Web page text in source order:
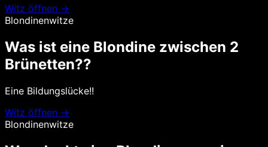
Witz öffnen →
Blondinenwitze
Was ist eine Blondine zwischen 2
Brünetten??
Eine Bildungslücke!!
Witz öffnen →
Blondinenwitze